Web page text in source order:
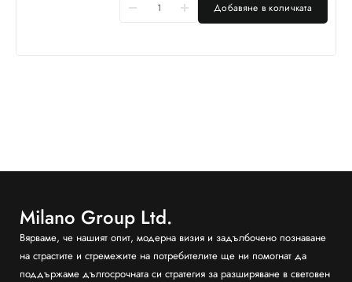
Добавяне в количката
Milano Group Ltd.
Вярваме, че нашият опит, модерна визия и задълбочено познаване
на страстите и стремежите на потребителите ще ни помогнат да
поддържаме дългосрочната си стратегия за разширяване в световен